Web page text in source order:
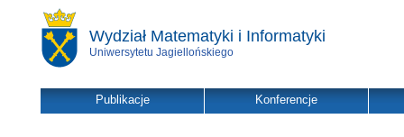
Wydział Matematyki i Informatyki
Uniwersytetu Jagiellońskiego
Publikacje Konferencje